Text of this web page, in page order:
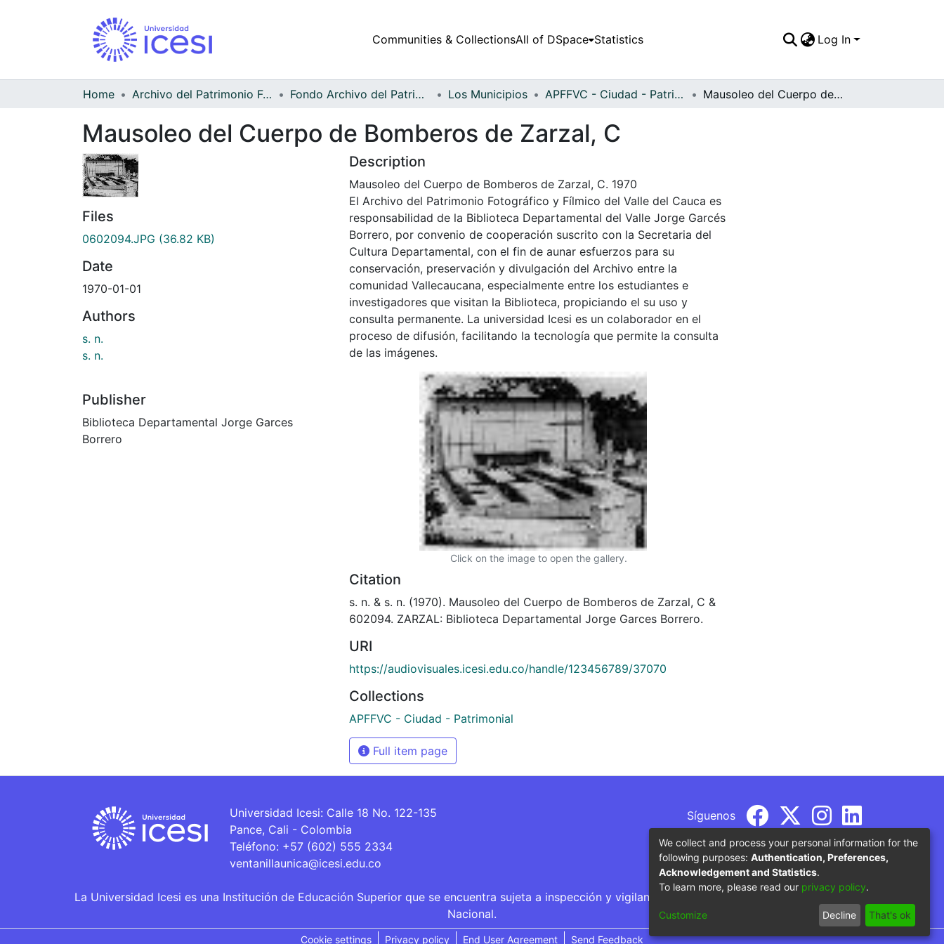
Communities & CollectionsAll of DSpace Statistics Log In
Home Archivo del Patrimonio Fotográfico y Fílmico del Valle del Cauca Fondo Archivo del Patrimonio Fotográfico y Fílmico del Valle del Cauca Los Municipios APFFVC - Ciudad - Patrimonial Mausoleo del Cuerpo de Bomberos de Zarzal, C
Mausoleo del Cuerpo de Bomberos de Zarzal, C
Files
0602094.JPG (36.82 KB)
Date
1970-01-01
Authors
s. n.
s. n.
Publisher
Biblioteca Departamental Jorge Garces
Borrero
Description
Mausoleo del Cuerpo de Bomberos de Zarzal, C. 1970
El Archivo del Patrimonio Fotográfico y Fílmico del Valle del Cauca es
responsabilidad de la Biblioteca Departamental del Valle Jorge Garcés
Borrero, por convenio de cooperación suscrito con la Secretaria del
Cultura Departamental, con el fin de aunar esfuerzos para su
conservación, preservación y divulgación del Archivo entre la
comunidad Vallecaucana, especialmente entre los estudiantes e
investigadores que visitan la Biblioteca, propiciando el su uso y
consulta permanente. La universidad Icesi es un colaborador en el
proceso de difusión, facilitando la tecnología que permite la consulta
de las imágenes.
Click on the image to open the gallery.
Citation
s. n. & s. n. (1970). Mausoleo del Cuerpo de Bomberos de Zarzal, C &
602094. ZARZAL: Biblioteca Departamental Jorge Garces Borrero.
URI
https://audiovisuales.icesi.edu.co/handle/123456789/37070
Collections
APFFVC - Ciudad - Patrimonial
Full item page
Universidad Icesi: Calle 18 No. 122-135
Pance, Cali - Colombia
Teléfono: +57 (602) 555 2334
ventanillaunica@icesi.edu.co
Síguenos
La Universidad Icesi es una Institución de Educación Superior que se encuentra sujeta a inspección y vigilancia por parte del Ministerio de Educación
Nacional.
Cookie settings Privacy policy End User Agreement Send Feedback
We collect and process your personal information for the
following purposes: Authentication, Preferences,
Acknowledgement and Statistics.
To learn more, please read our privacy policy.
Customize Decline That's ok